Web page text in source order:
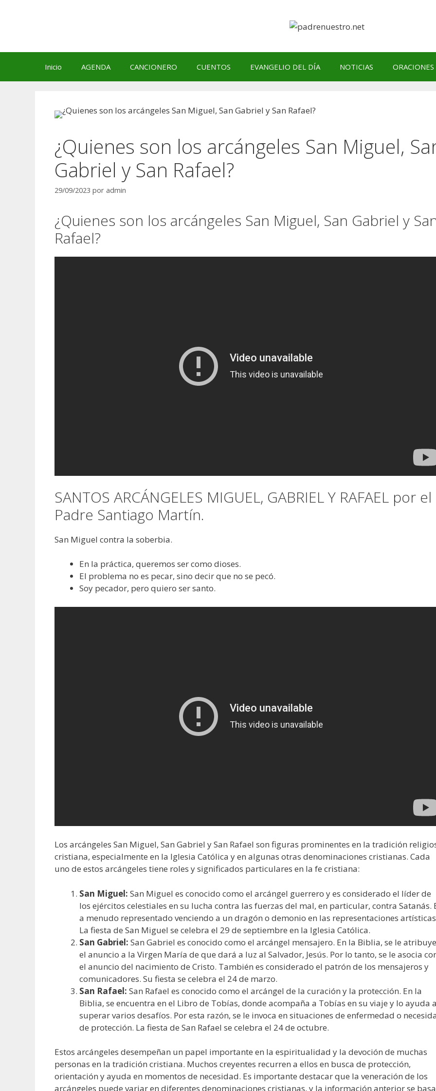
Inicio AGENDA CANCIONERO CUENTOS EVANGELIO DEL DÍA NOTICIAS ORACIONES
¿Quienes son los arcángeles San Miguel,
Gabriel y San Rafael?
29/09/2023 por admin
¿Quienes son los arcángeles San Miguel, San Gabriel y
Rafael?
SANTOS ARCÁNGELES MIGUEL, GABRIEL Y RAFAEL por el
Padre Santiago Martín.
San Miguel contra la soberbia.
En la práctica, queremos ser como dioses.
El problema no es pecar, sino decir que no se pecó.
Soy pecador, pero quiero ser santo.
Los arcángeles San Miguel, San Gabriel y San Rafael son figuras prominentes en la tradición
cristiana, especialmente en la Iglesia Católica y en algunas otras denominaciones cristianas. Cada
uno de estos arcángeles tiene roles y significados particulares en la fe cristiana:
San Miguel: San Miguel es conocido como el arcángel guerrero y es considerado el líder de
los ejércitos celestiales en su lucha contra las fuerzas del mal, en particular, contra Satanás.
a menudo representado venciendo a un dragón o demonio en las representaciones
La fiesta de San Miguel se celebra el 29 de septiembre en la Iglesia Católica.
San Gabriel: San Gabriel es conocido como el arcángel mensajero. En la Biblia, se le atribuye
el anuncio a la Virgen María de que dará a luz al Salvador, Jesús. Por lo tanto, se le asocia
el anuncio del nacimiento de Cristo. También es considerado el patrón de los mensajeros y
comunicadores. Su fiesta se celebra el 24 de marzo.
San Rafael: San Rafael es conocido como el arcángel de la curación y la protección. En la
Biblia, se encuentra en el Libro de Tobías, donde acompaña a Tobías en su viaje y lo ayuda
superar varios desafíos. Por esta razón, se le invoca en situaciones de enfermedad o
de protección. La fiesta de San Rafael se celebra el 24 de octubre.
Estos arcángeles desempeñan un papel importante en la espiritualidad y la devoción de muchas
personas en la tradición cristiana. Muchos creyentes recurren a ellos en busca de protección,
orientación y ayuda en momentos de necesidad. Es importante destacar que la veneración de los
arcángeles puede variar en diferentes denominaciones cristianas, y la información anterior se basa